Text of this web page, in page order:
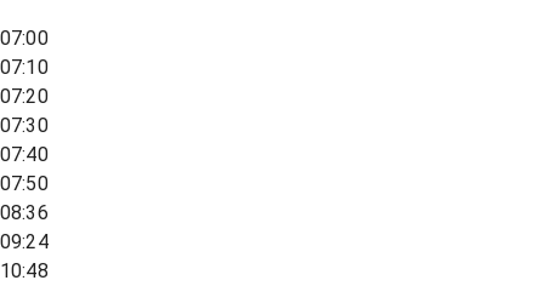
07:00
07:10
07:20
07:30
07:40
07:50
08:36
09:24
10:48